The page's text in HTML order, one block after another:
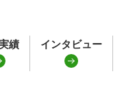
績 インタビュー